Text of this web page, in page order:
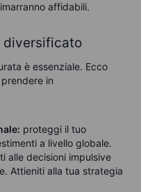
affidabili.
diversificato
è essenziale. Ecco
in
proteggi il tuo
a livello globale.
alle decisioni impulsive
Attieniti alla tua strategia